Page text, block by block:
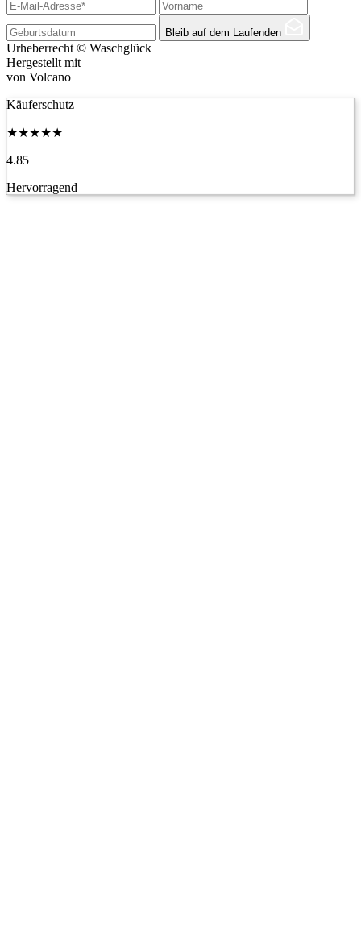
Bleib auf dem Laufenden
Urheberrecht © Waschglück
Hergestellt mit
von Volcano
Käuferschutz
★★★★★
4.85
Hervorragend